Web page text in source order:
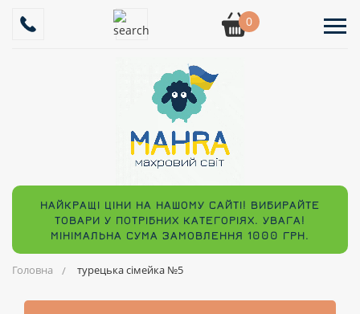
0
НАЙКРАЩІ ЦІНИ НА НАШОМУ САЙТІ! ВИБИРАЙТЕ
ТОВАРИ У ПОТРІБНИХ КАТЕГОРІЯХ. УВАГА!
МІНІМАЛЬНА СУМА ЗАМОВЛЕННЯ 1000 ГРН.
Головна турецька сімейка №5